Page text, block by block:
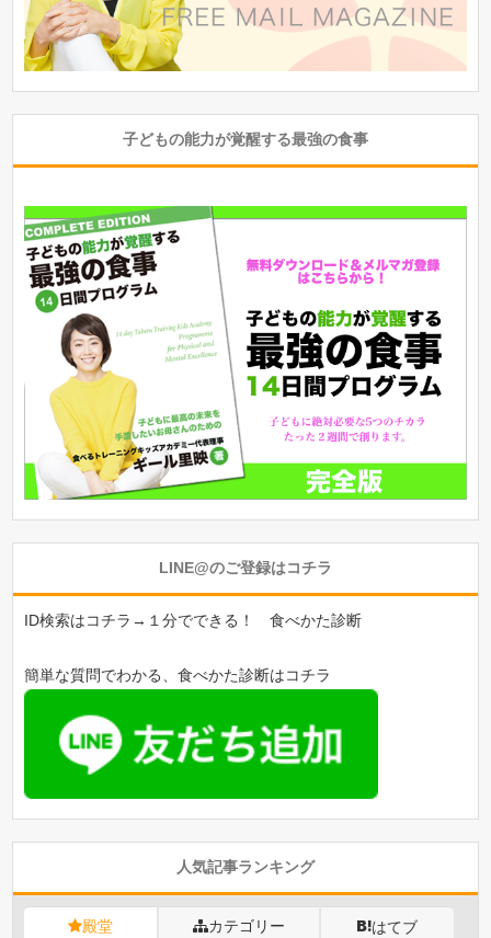
子どもの能力が覚醒する最強の食事
LINE@のご登録はコチラ
ID検索はコチラ→１分でできる！ 食べかた診断
簡単な質問でわかる、食べかた診断はコチラ
人気記事ランキング
殿堂 カテゴリー はてブ